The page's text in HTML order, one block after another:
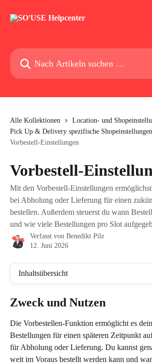
Nach Artikeln suchen …
Alle Kollektionen
Location- und
Pick Up & Delivery spezifische Shopeinstellungen
Vorbestell-Einstellungen
Vorbestell-
Mit den Vorbestell-Einstellungen
bei Abholung oder Lieferung für einen
bestellen. Außerdem steuerst du wann
und wie viele Bestellungen pro Slot
Verfasst von Benedikt Pilz
12. Juni 2026
Inhaltsübersicht
Zweck und Nutzen
Die Vorbestellen-Funktion ermöglicht es
Bestellungen für einen späteren Zeitpunkt
für Abholung oder Lieferung. Du kannst
weit im Voraus bestellt werden kann und